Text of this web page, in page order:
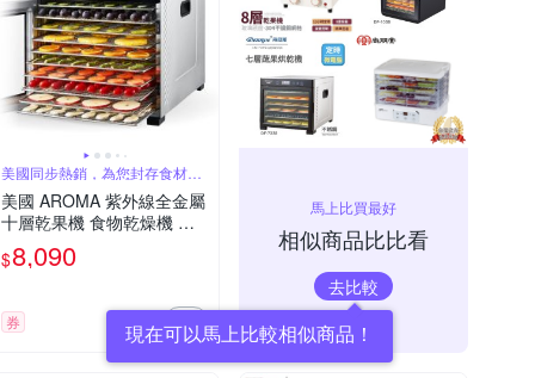
美國同步熱銷，為您封存食材美
味
美國 AROMA 紫外線全金屬
十層乾果機 食物乾燥機 果
乾機 烘乾機 AFD-925SDU
$8,090
券
馬上比買最好
相似商品比比看
去比較
現在可以馬上比較相似商品！